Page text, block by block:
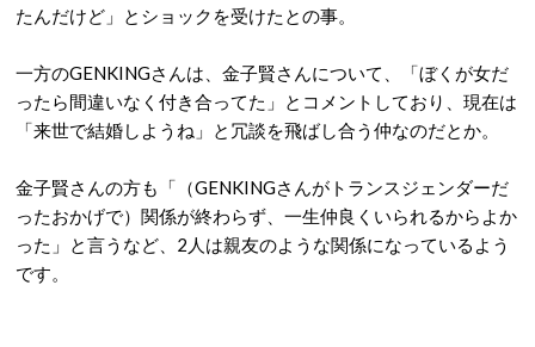
たんだけど」とショックを受けたとの事。
一方のGENKINGさんは、金子賢さんについて、「ぼくが女だ
ったら間違いなく付き合ってた」とコメントしており、現在は
「来世で結婚しようね」と冗談を飛ばし合う仲なのだとか。
金子賢さんの方も「（GENKINGさんがトランスジェンダーだ
ったおかげで）関係が終わらず、一生仲良くいられるからよか
った」と言うなど、2人は親友のような関係になっているよう
です。